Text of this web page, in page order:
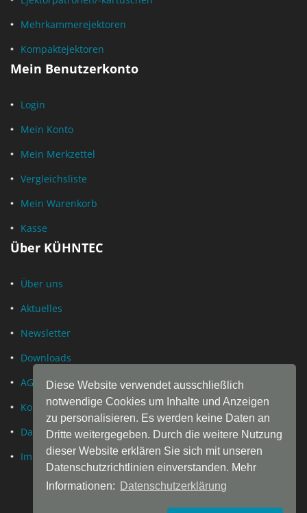
Diese Website verwendet ausschließlich
notwendige Cookies um Inhalte und Anzeigen
zu personalisieren. Es werden keine Daten an
Dritte weitergegeben. Durch die weitere Nutzung
dieser Website erklären Sie sich mit unseren
Datenschutzrichtlinien einverstanden. Mehr
Informationen:
Datenschutzerklärung
Mehrkammerejektoren
Kompaktejektoren
Mein Benutzerkonto
Login
Mein Konto
Mein Merkzettel
Vergleichsliste
Mein Warenkorb
Kasse
Über KÜHNTEC
Über uns
Aktuelles
Newsletter
Downloads
AGB
Kontakt
Datenschutz
Impressum